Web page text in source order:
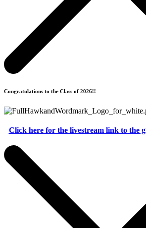
Congratulations to the Class of 2026!!
Click here for the livestream link to the